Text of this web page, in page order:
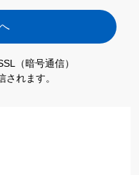
（暗号通信）
されます。